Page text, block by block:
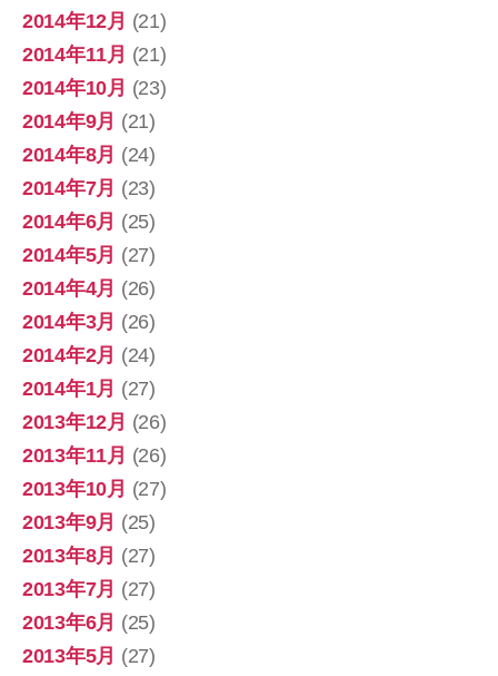
2014年12月 (21)
2014年11月 (21)
2014年10月 (23)
2014年9月 (21)
2014年8月 (24)
2014年7月 (23)
2014年6月 (25)
2014年5月 (27)
2014年4月 (26)
2014年3月 (26)
2014年2月 (24)
2014年1月 (27)
2013年12月 (26)
2013年11月 (26)
2013年10月 (27)
2013年9月 (25)
2013年8月 (27)
2013年7月 (27)
2013年6月 (25)
2013年5月 (27)